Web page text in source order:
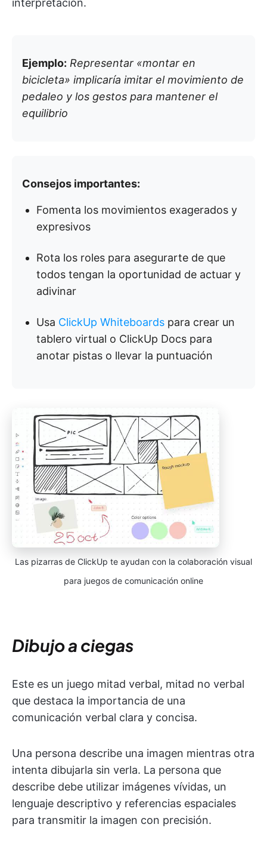
interpretación.
Ejemplo: Representar «montar en
bicicleta» implicaría imitar el movimiento de
pedaleo y los gestos para mantener el
equilibrio
Consejos importantes:
Fomenta los movimientos exagerados y
expresivos
Rota los roles para asegurarte de que
todos tengan la oportunidad de actuar y
adivinar
Usa ClickUp Whiteboards para crear un
tablero virtual o ClickUp Docs para
anotar pistas o llevar la puntuación
Las pizarras de ClickUp te ayudan con la colaboración visual
para juegos de comunicación online
Dibujo a ciegas
Este es un juego mitad verbal, mitad no verbal
que destaca la importancia de una
comunicación verbal clara y concisa.
Una persona describe una imagen mientras otra
intenta dibujarla sin verla. La persona que
describe debe utilizar imágenes vívidas, un
lenguaje descriptivo y referencias espaciales
para transmitir la imagen con precisión.